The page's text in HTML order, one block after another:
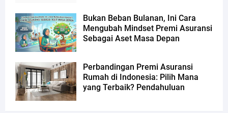
Bukan Beban Bulanan, Ini Cara
Mengubah Mindset Premi Asuransi
Sebagai Aset Masa Depan
Perbandingan Premi Asuransi
Rumah di Indonesia: Pilih Mana
yang Terbaik? Pendahuluan